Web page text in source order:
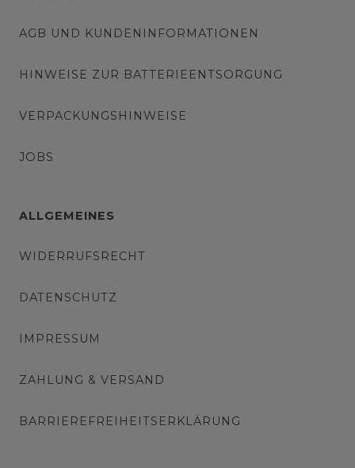
AGB UND KUNDENINFORMATIONEN
HINWEISE ZUR BATTERIEENTSORGUNG
VERPACKUNGSHINWEISE
JOBS
ALLGEMEINES
WIDERRUFSRECHT
DATENSCHUTZ
IMPRESSUM
ZAHLUNG & VERSAND
BARRIEREFREIHEITSERKLÄRUNG